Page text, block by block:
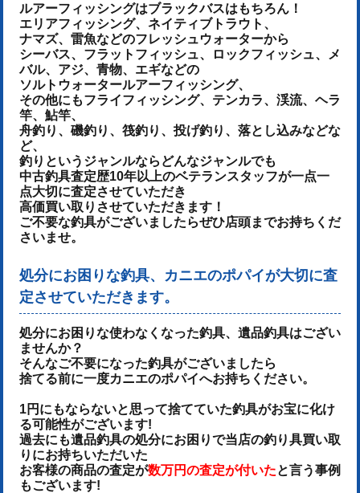
ルアーフィッシングはブラックバスはもちろん！
エリアフィッシング、ネイティブトラウト、
ナマズ、雷魚などのフレッシュウォーターから
シーバス、フラットフィッシュ、ロックフィッシュ、メ
バル、アジ、青物、 エギなどの
ソルトウォータールアーフィッシング、
その他にもフライフィッシング、テンカラ、渓流、ヘラ
竿、鮎竿、
舟釣り、磯釣り、筏釣り、投げ釣り、落とし込みなどな
ど、
釣りというジャンルならどんなジャンルでも
中古釣具査定歴10年以上のベテランスタッフが一点一
点大切に査定させていただき
高価買い取りさせていただきます！
ご不要な釣具がございましたらぜひ店頭までお持ちくだ
さいませ。
処分にお困りな釣具、カニエのポパイが大切に査
定させていただきます。
処分にお困りな使わなくなった釣具、遺品釣具はござい
ませんか？
そんなご不要になった釣具がございましたら
捨てる前に一度カニエのポパイへお持ちください。
1円にもならないと思って捨てていた釣具がお宝に化け
る可能性がございます!
過去にも遺品釣具の処分にお困りで当店の釣り具買い取
りにお持ちいただいた
お客様の商品の査定が数万円の査定が付いたと言う事例
もございます!